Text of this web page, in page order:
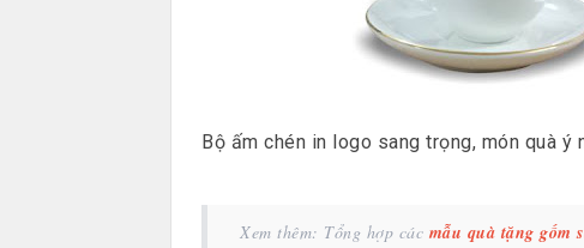
Bộ ấm chén in logo sang trọng, món quà ý
Xem thêm: Tổng hợp các mẫu quà tặng gốm